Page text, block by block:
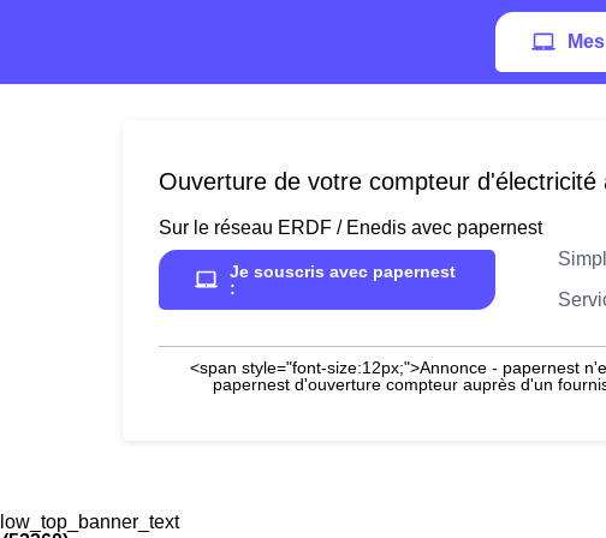
Ouverture de votre compteur d'électricité
Sur le réseau ERDF / Enedis avec papernest
Je souscris avec papernest
:
<span style="font-size:12px;">Annonce - papernest
papernest d'ouverture compteur auprès d'un